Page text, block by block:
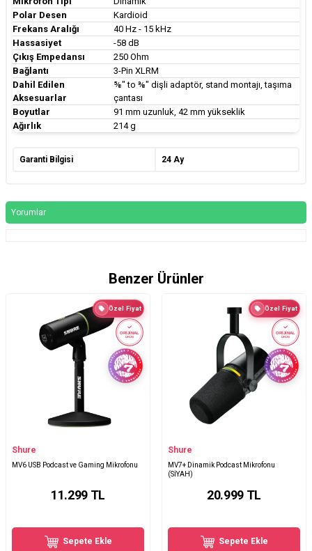
Polar Desen
Kardioid
Frekans Aralığı
40 Hz - 15 kHz
Hassasiyet
-58 dB
Çıkış Empedansı
250 Ohm
Bağlantı
3-Pin XLRM
Dahil Edilen
Aksesuarlar
⅝" to ⅜" dişli adaptör, stand montajı, taşıma
çantası
Boyutlar
91 mm uzunluk, 42 mm yükseklik
Ağırlık
214 g
Garanti Bilgisi 24 Ay
Yorumlar
Benzer Ürünler
Özel Fiyat
ORİJİNAL
ÜRÜN
Shure
MV6 USB Podcast ve Gaming Mikrofonu
11.299TL
Sepete Ekle
Özel Fiyat
ORİJİNAL
ÜRÜN
Shure
MV7+ Dinamik Podcast Mikrofonu
(SİYAH)
20.999TL
Sepete Ekle